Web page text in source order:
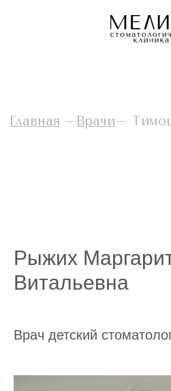
Рыжих
Витальевна
Врач детский